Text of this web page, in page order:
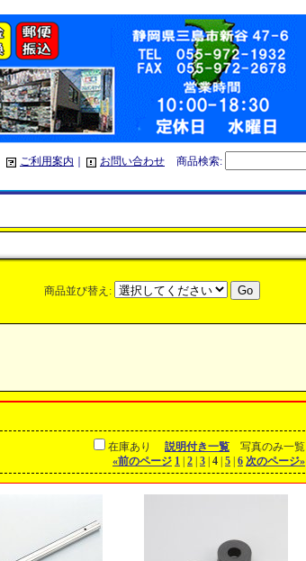
ご利用案内 お問い合わせ 商品検索:
商品並び替え :
在庫あり 説明付き一覧 写真のみ一覧
«前のページ 1 2 3 4 5 6 次のページ»